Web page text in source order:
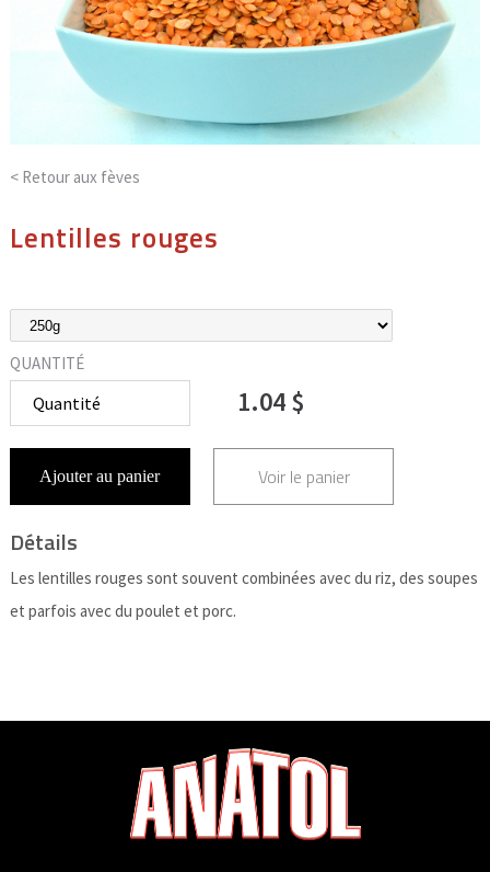
< Retour aux fèves
Lentilles rouges
QUANTITÉ
1.04 $
Ajouter au panier Voir le panier
Détails
Les lentilles rouges sont souvent combinées avec du riz, des soupes
et parfois avec du poulet et porc.